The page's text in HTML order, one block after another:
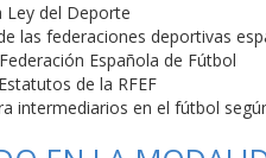
Ley del Deporte
las federaciones deportivas
Española de Fútbol
de la RFEF
intermediarios en el fútbol